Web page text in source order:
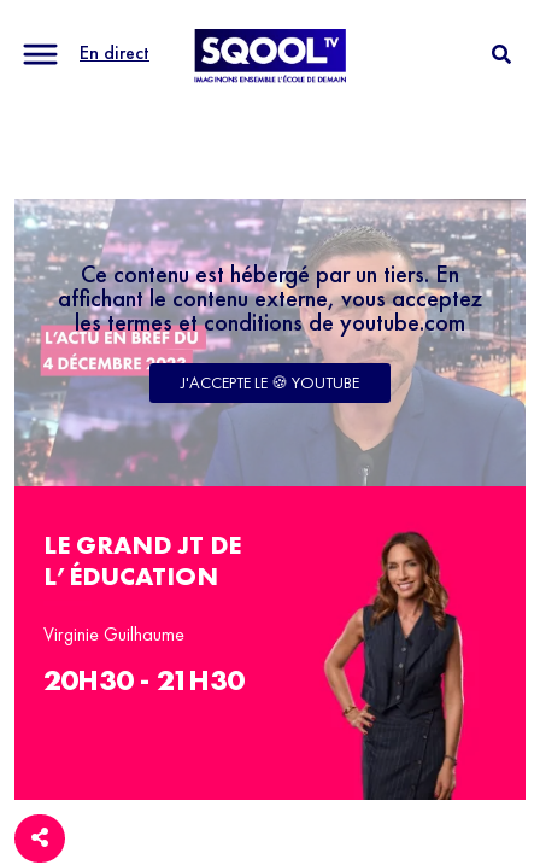
En direct
Ce contenu est hébergé par un tiers. En
affichant le contenu externe, vous acceptez
les termes et conditions de youtube.com
J'ACCEPTE LE 🍪 YOUTUBE
LE GRAND JT DE
L’ÉDUCATION
Virginie Guilhaume
20H30 - 21H30